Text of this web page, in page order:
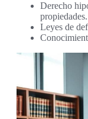
Derecho
propiedades.
Leyes de